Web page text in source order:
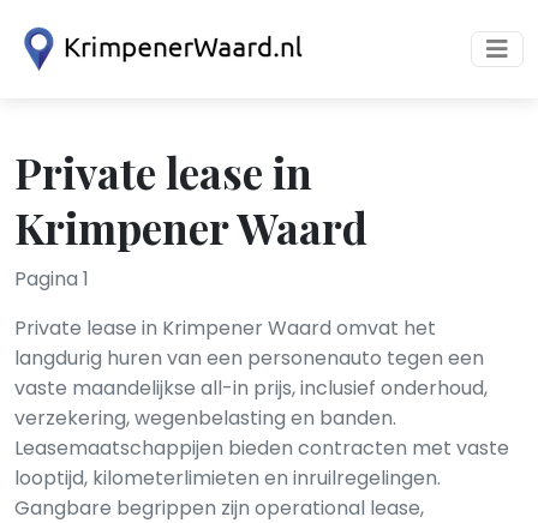
Private lease in
Krimpener Waard
Pagina 1
Private lease in Krimpener Waard omvat het
langdurig huren van een personenauto tegen een
vaste maandelijkse all-in prijs, inclusief onderhoud,
verzekering, wegenbelasting en banden.
Leasemaatschappijen bieden contracten met vaste
looptijd, kilometerlimieten en inruilregelingen.
Gangbare begrippen zijn operational lease,